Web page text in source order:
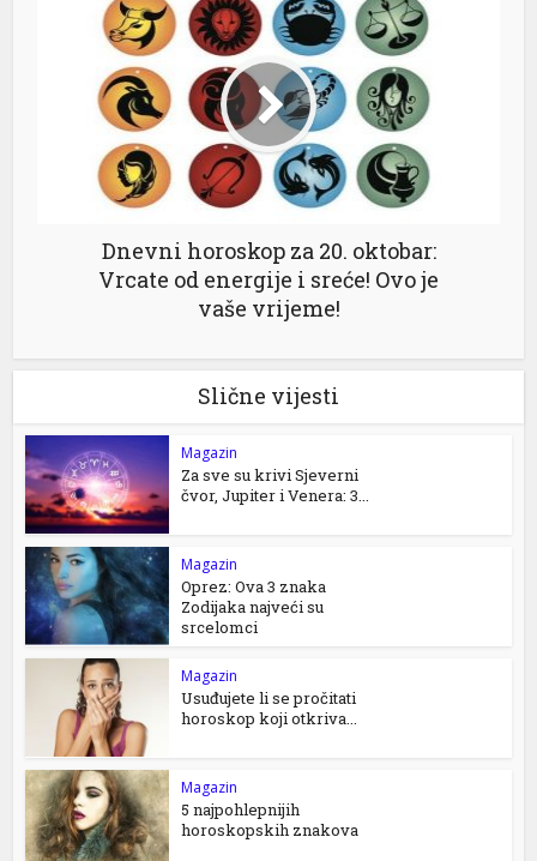
Dnevni horoskop za 20. oktobar:
Vrcate od energije i sreće! Ovo je
vaše vrijeme!
Slične vijesti
Magazin
Za sve su krivi Sjeverni
čvor, Jupiter i Venera: 3...
Magazin
Oprez: Ova 3 znaka
Zodijaka najveći su
srcelomci
Magazin
Usuđujete li se pročitati
horoskop koji otkriva...
Magazin
5 najpohlepnijih
horoskopskih znakova